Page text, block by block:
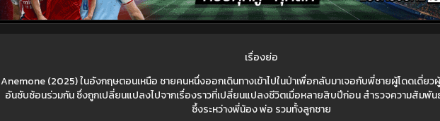
เรื่องย่อ
Anemone (2025) ในอังกฤษตอนเหนือ ชายคนหนึ่งออกเดินทางเข้าไปในป่าเพื่อกลับมาเจอกับพี่ชายผู้โดดเดี่ยว
อันซับซ้อนร่วมกัน ซึ่งถูกเปลี่ยนแปลงไปจากเรื่องราวที่เปลี่ยนแปลงชีวิตเมื่อหลายสิบปีก่อน สำรวจความสัมพั
ซึ้งระหว่างพี่น้อง พ่อ รวมทั้งลูกชาย